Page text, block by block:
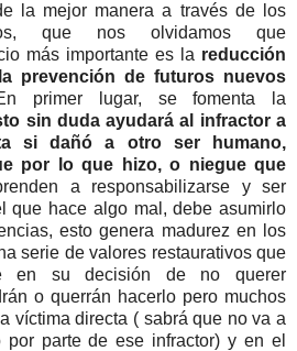
la mejor manera a través de los
que nos olvidamos que
más importante es la reducción
prevención de futuros nuevos
primer lugar, se fomenta la
sin duda ayudará al infractor a
si dañó a otro ser humano,
por lo que hizo, o niegue que
a responsabilizarse y ser
que hace algo mal, debe asumirlo
esto genera madurez en los
serie de valores restaurativos que
en su decisión de no querer
o querrán hacerlo pero muchos
víctima directa ( sabrá que no va a
parte de ese infractor) y en el